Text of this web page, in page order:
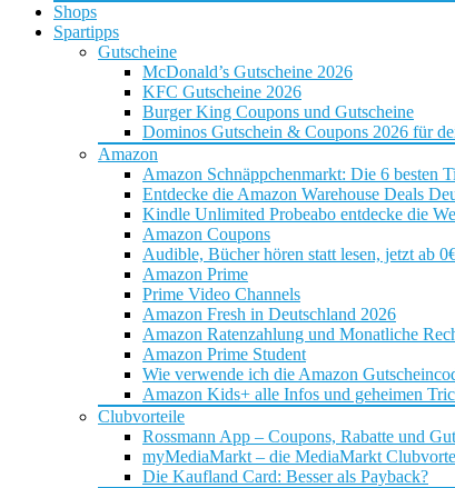
Shops
Spartipps
Gutscheine
McDonald’s Gutscheine 2026
KFC Gutscheine 2026
Burger King Coupons und Gutscheine
Dominos Gutschein & Coupons 2026 für
Amazon
Amazon Schnäppchenmarkt: Die 6 besten
Entdecke die Amazon Warehouse Deals
Kindle Unlimited Probeabo entdecke die
Amazon Coupons
Audible, Bücher hören statt lesen, jetzt ab
Amazon Prime
Prime Video Channels
Amazon Fresh in Deutschland 2026
Amazon Ratenzahlung und Monatliche
Amazon Prime Student
Wie verwende ich die Amazon
Amazon Kids+ alle Infos und geheimen
Clubvorteile
Rossmann App – Coupons, Rabatte und
myMediaMarkt – die MediaMarkt
Die Kaufland Card: Besser als Payback?